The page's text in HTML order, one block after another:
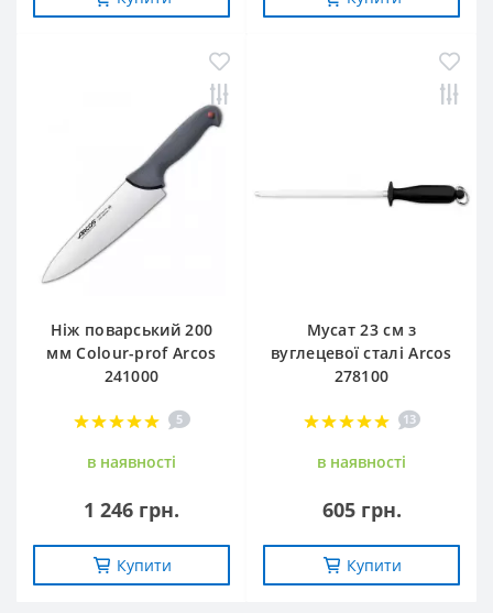
Ніж поварський 200
мм Сolour-prof Arcos
241000
5
в наявностi
1 246 грн.
Купити
Мусат 23 см з
вуглецевої сталі Arcos
278100
13
в наявностi
605 грн.
Купити